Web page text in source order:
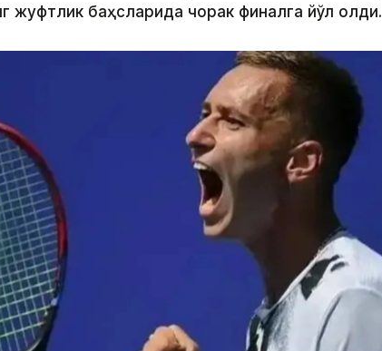
жуфтлик баҳсларида чорак финалга йўл олди.